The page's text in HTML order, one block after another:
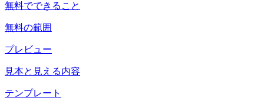
無料でできること
無料の範囲
プレビュー
見本と見える内容
テンプレート